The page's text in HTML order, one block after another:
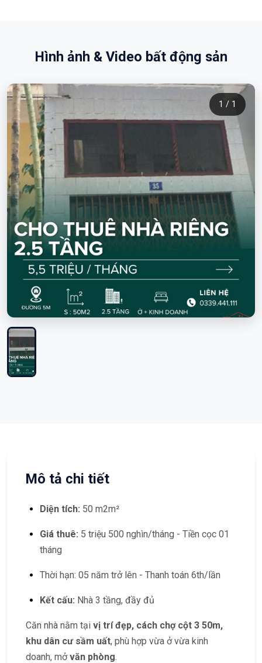
Hình ảnh & Video bất động sản
1 / 1
Mô tả chi tiết
Diện tích: 50 m2m²
Giá thuê: 5 triệu 500 nghìn/tháng - Tiền cọc 01
tháng
Thời hạn: 05 năm trở lên - Thanh toán 6th/lần
Kết cấu: Nhà 3 tầng, đầy đủ
Căn nhà nằm tại vị trí đẹp, cách chợ cột 3 50m,
khu dân cư sầm uất, phù hợp vừa ở vừa kinh
doanh, mởvăn phòng.